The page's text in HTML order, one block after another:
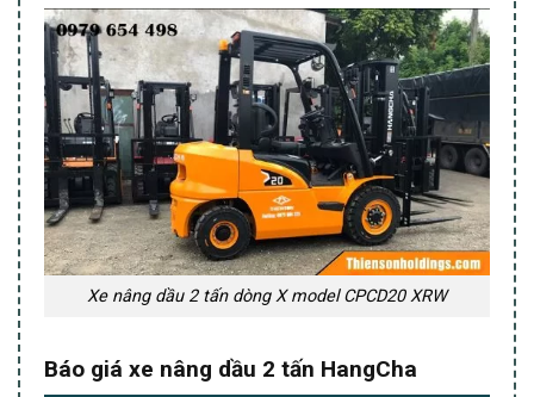
Xe nâng dầu 2 tấn dòng X model CPCD20 XRW
Báo giá xe nâng dầu 2 tấn HangCha